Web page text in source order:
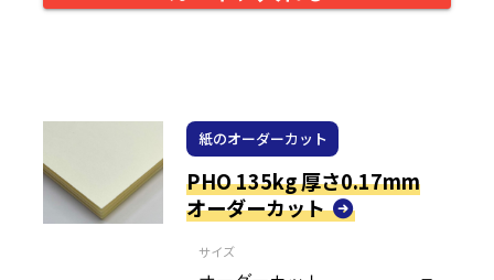
紙のオーダーカット
PHO 135kg 厚さ0.17mm
オーダーカット
サイズ